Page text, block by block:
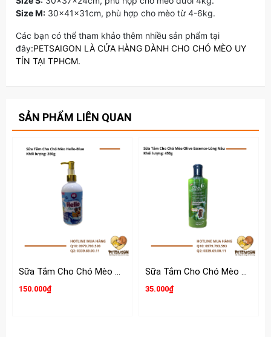
Size M: 30x41x31cm, phù hợp cho mèo từ 4-6kg.
Các bạn có thể tham khảo thêm nhiều sản phẩm tại
đây:PETSAIGON LÀ CỬA HÀNG DÀNH CHO CHÓ MÈO UY
TÍN TẠI TPHCM.
SẢN PHẨM LIÊN QUAN
Sữa Tắm Cho Chó Mèo Hello 280g
150.000₫
Sữa Tắm Cho Chó Mèo Olive Essence
35.000₫